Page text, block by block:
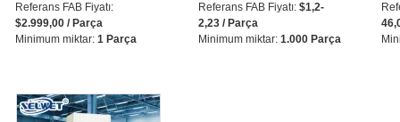
Referans FAB Fiyatı:
$2.999,00 / Parça
Minimum miktar: 1 Parça
Referans FAB Fiyatı: $1,2-
2,23 / Parça
Minimum miktar: 1.000 Parça